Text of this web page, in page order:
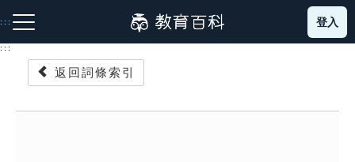
到
主
::: 登入
:::
返回詞條索引